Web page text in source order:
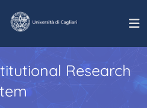
Research